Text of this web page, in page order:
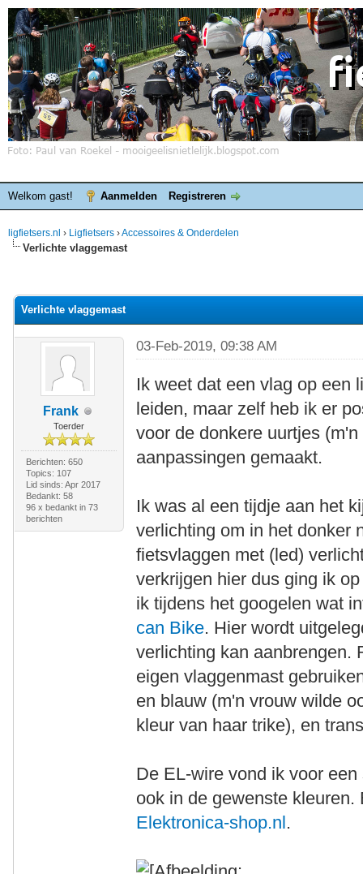
Welkom gast! Aanmelden Registreren
ligfietsers.nl › Ligfietsers ›Accessoires & Onderdelen
Verlichte vlaggemast
Verlichte vlaggemast
Frank
Toerder
Berichten: 650
Topics: 107
Lid sinds: Apr 2017
Bedankt: 58
96 x bedankt in 73
berichten
03-Feb-2019, 09:38 AM
Ik weet dat een vlag op een
leiden, maar zelf heb ik er
voor de donkere uurtjes
aanpassingen gemaakt.
Ik was al een tijdje aan het
verlichting om in het donker
fietsvlaggen met (led)
verkrijgen hier dus ging ik
ik tijdens het googelen wat
can Bike. Hier wordt
verlichting kan aanbrengen.
eigen vlaggenmast
en blauw (m'n vrouw wilde
kleur van haar trike), en
De EL-wire vond ik voor
ook in de gewenste
Elektronica-shop.nl.